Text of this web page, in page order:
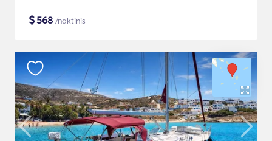
$568 /naktinis